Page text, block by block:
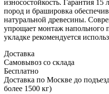
износостойкость. Гарантия
пород и брашировка
натуральной древесины.
упрощает монтаж напольного
укладке рекомендуется
Доставка
Самовывоз со склада
Бесплатно
Доставка по Москве до
более 1500 кг)